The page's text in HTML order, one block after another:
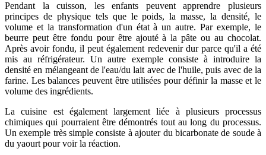
Pendant la cuisson, les enfants peuvent apprendre plusieurs
principes de physique tels que le poids, la masse, la densité, le
volume et la transformation d'un état à un autre. Par exemple, le
beurre peut être fondu pour être ajouté à la pâte ou au chocolat.
Après avoir fondu, il peut également redevenir dur parce qu'il a été
mis au réfrigérateur. Un autre exemple consiste à introduire la
densité en mélangeant de l'eau/du lait avec de l'huile, puis avec de la
farine. Les balances peuvent être utilisées pour définir la masse et le
volume des ingrédients.
La cuisine est également largement liée à plusieurs processus
chimiques qui pourraient être démontrés tout au long du processus.
Un exemple très simple consiste à ajouter du bicarbonate de soude à
du yaourt pour voir la réaction.